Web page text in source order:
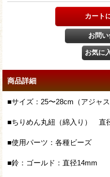
商品詳細
■サイズ：25〜28cm（アジャス
■ちりめん丸紐（綿入り） 直
■使用パーツ：各種ビーズ
■鈴：ゴールド：直径14mm